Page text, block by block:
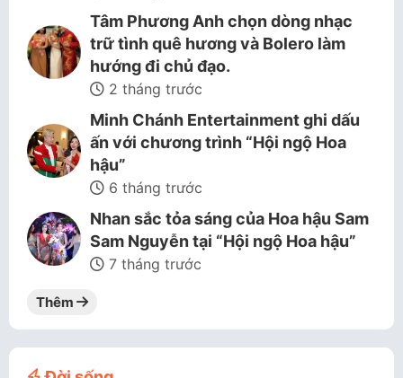
Tâm Phương Anh chọn dòng nhạc
trữ tình quê hương và Bolero làm
hướng đi chủ đạo.
2 tháng trước
Minh Chánh Entertainment ghi dấu
ấn với chương trình “Hội ngộ Hoa
hậu”
6 tháng trước
Nhan sắc tỏa sáng của Hoa hậu Sam
Sam Nguyễn tại “Hội ngộ Hoa hậu”
7 tháng trước
Thêm